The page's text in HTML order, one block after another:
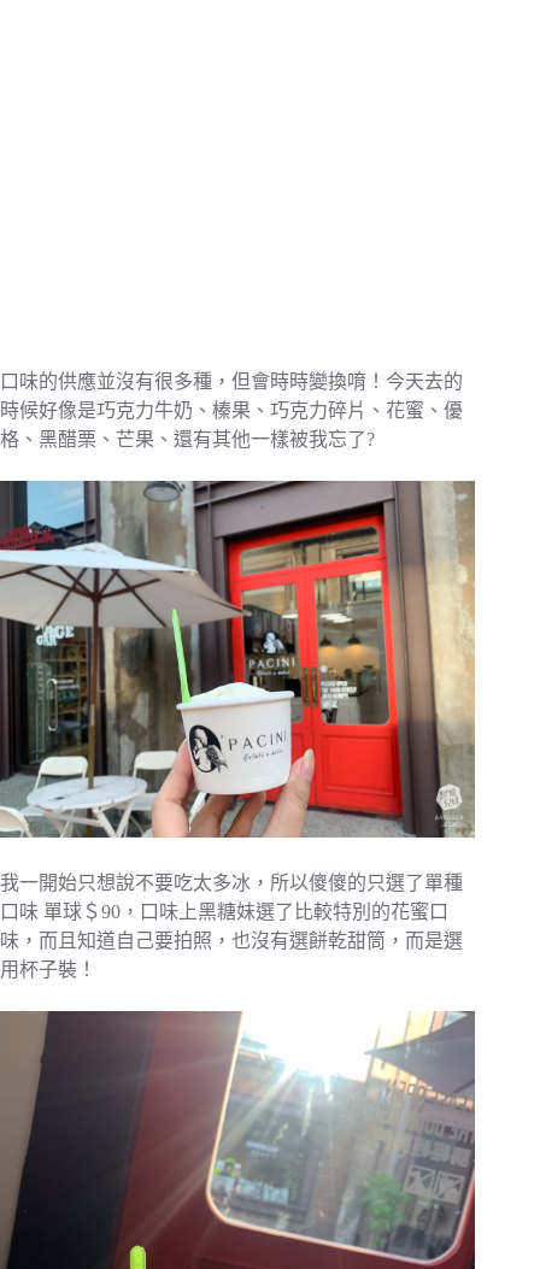
口味的供應並沒有很多種，但會時時變換唷！今天去的
時候好像是巧克力牛奶、榛果、巧克力碎片、花蜜、優
格、黑醋栗、芒果、還有其他一樣被我忘了?
我一開始只想說不要吃太多冰，所以傻傻的只選了單種
口味 單球＄90，口味上黑糖妹選了比較特別的花蜜口
味，而且知道自己要拍照，也沒有選餅乾甜筒，而是選
用杯子裝！